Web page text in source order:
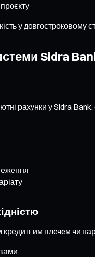
у довгостроковому
Sidra
рахунки у Sidra
плечем чи